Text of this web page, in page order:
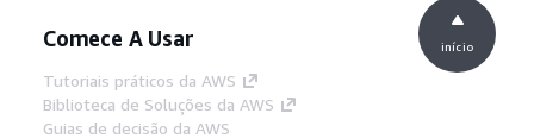
Comece A Usar
Tutoriais práticos da AWS
Biblioteca de Soluções da AWS
Guias de decisão da AWS
início